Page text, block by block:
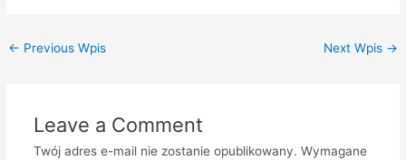
← Previous Wpis Next Wpis →
Leave a Comment
Twój adres e-mail nie zostanie opublikowany. Wymagane